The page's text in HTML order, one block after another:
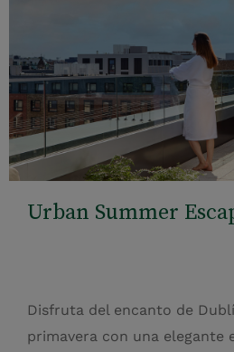
Urban Summer
Disfruta del encanto de
primavera con una elegante